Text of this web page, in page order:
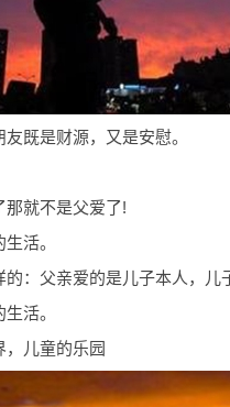
既是财源，又是安慰。
那就不是父爱了!
活。
：父亲爱的是儿子本人，儿
活。
，儿童的乐园